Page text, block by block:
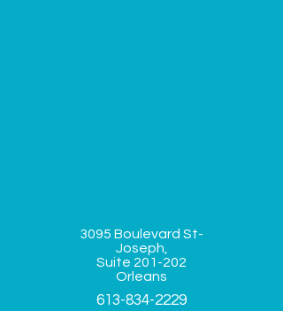
3095 Boulevard St-
Joseph,
Suite 201-202
Orleans
613-834-2229